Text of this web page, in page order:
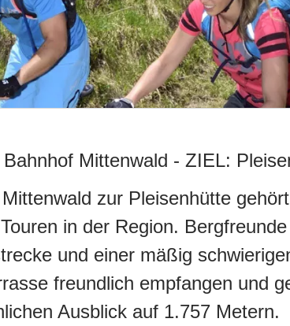
Mittenwald - ZIEL:
zur Pleisenhütte
in der Region.
und einer mäßig
freundlich empfangen und
Ausblick auf 1.757 Metern.